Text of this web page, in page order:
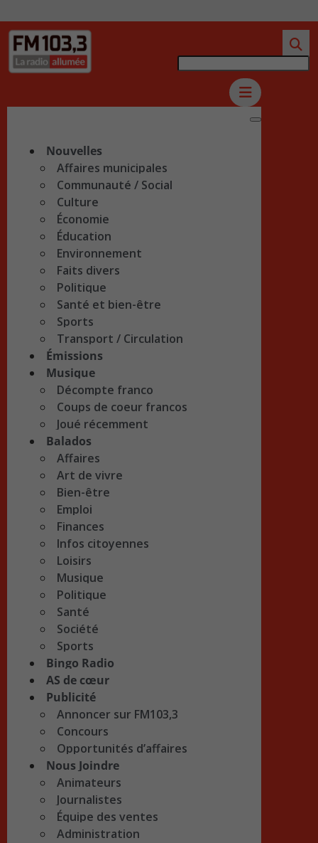
Nouvelles
Affaires municipales
Communauté / Social
Culture
Économie
Éducation
Environnement
Faits divers
Politique
Santé et bien-être
Sports
Transport / Circulation
Émissions
Musique
Décompte franco
Coups de coeur francos
Joué récemment
Balados
Affaires
Art de vivre
Bien-être
Emploi
Finances
Infos citoyennes
Loisirs
Musique
Politique
Santé
Société
Sports
Bingo Radio
AS de cœur
Publicité
Annoncer sur FM103,3
Concours
Opportunités d’affaires
Nous Joindre
Animateurs
Journalistes
Équipe des ventes
Administration